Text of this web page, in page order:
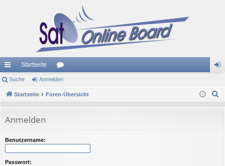
ch
ne
ug
riff
Startseite
or
en m
Suche Anmelden
Startseite Foren-Übersicht
Anmelden
Benutzername:
Passwort: